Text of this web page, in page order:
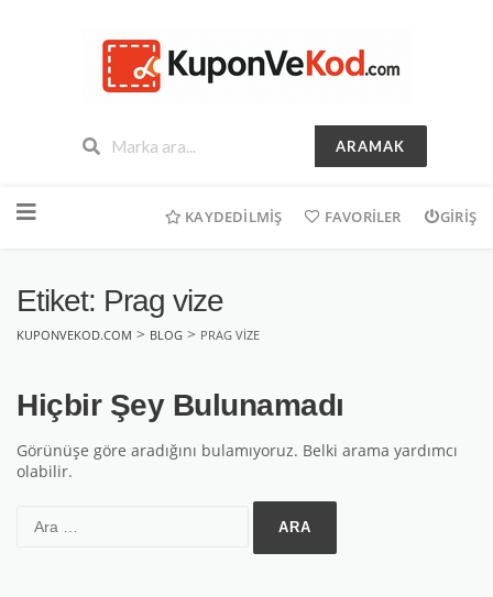
ARAMAK
geç
KAYDEDILMIŞ FAVORILER GIRIŞ
Etiket: Prag vize
KUPONVEKOD.COM > BLOG > PRAG VIZE
Hiçbir Şey Bulunamadı
Görünüşe göre aradığını bulamıyoruz. Belki arama yardımcı
olabilir.